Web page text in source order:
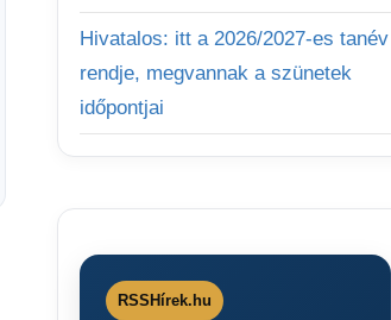
Hivatalos: itt a 2026/2027-es tanév
rendje, megvannak a szünetek
időpontjai
RSSHírek.hu